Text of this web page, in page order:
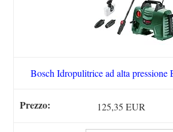
Bosch Idropulitrice ad alta pressione
125,35 EUR